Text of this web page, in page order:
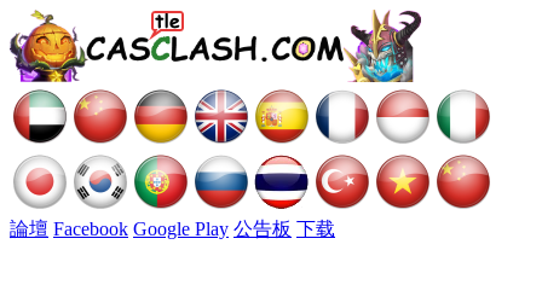
論壇 Facebook Google Play 公告板 下载